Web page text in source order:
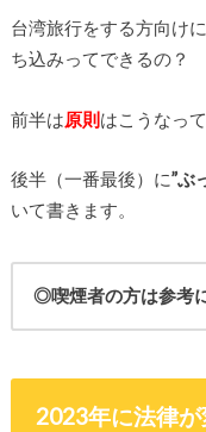
台湾旅行をする方向けに
ち込みってできるの？
前半は原則はこうなっ
後半（一番最後）に”ぶ
いて書きます。
◎喫煙者の方は参考
2023年に法律